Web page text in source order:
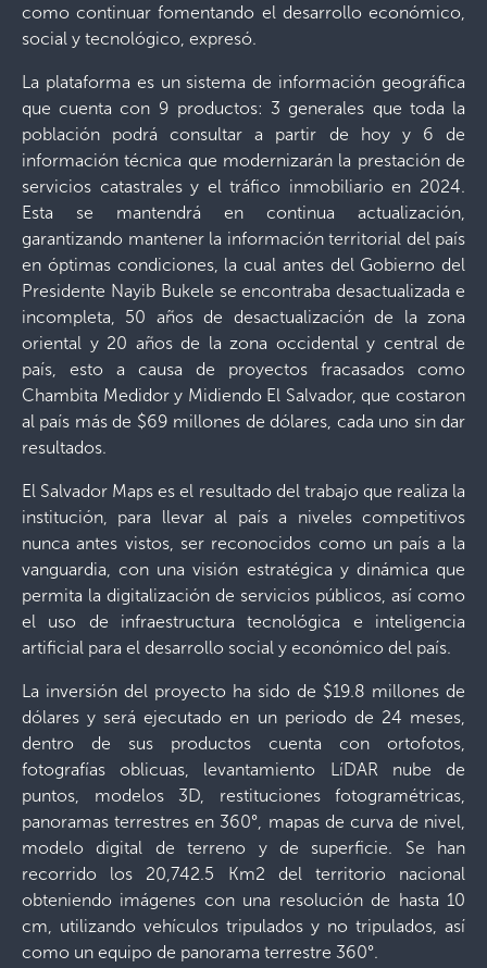
como continuar fomentando el desarrollo económico,
social y tecnológico, expresó.
La plataforma es un sistema de información geográfica
que cuenta con 9 productos: 3 generales que toda la
población podrá consultar a partir de hoy y 6 de
información técnica que modernizarán la prestación de
servicios catastrales y el tráfico inmobiliario en 2024.
Esta se mantendrá en continua actualización,
garantizando mantener la información territorial del país
en óptimas condiciones, la cual antes del Gobierno del
Presidente Nayib Bukele se encontraba desactualizada e
incompleta, 50 años de desactualización de la zona
oriental y 20 años de la zona occidental y central de
país, esto a causa de proyectos fracasados como
Chambita Medidor y Midiendo El Salvador, que costaron
al país más de $69 millones de dólares, cada uno sin dar
resultados.
El Salvador Maps es el resultado del trabajo que realiza la
institución, para llevar al país a niveles competitivos
nunca antes vistos, ser reconocidos como un país a la
vanguardia, con una visión estratégica y dinámica que
permita la digitalización de servicios públicos, así como
el uso de infraestructura tecnológica e inteligencia
artificial para el desarrollo social y económico del país.
La inversión del proyecto ha sido de $19.8 millones de
dólares y será ejecutado en un periodo de 24 meses,
dentro de sus productos cuenta con ortofotos,
fotografías oblicuas, levantamiento LíDAR nube de
puntos, modelos 3D, restituciones fotogramétricas,
panoramas terrestres en 360°, mapas de curva de nivel,
modelo digital de terreno y de superficie. Se han
recorrido los 20,742.5 Km2 del territorio nacional
obteniendo imágenes con una resolución de hasta 10
cm, utilizando vehículos tripulados y no tripulados, así
como un equipo de panorama terrestre 360°.